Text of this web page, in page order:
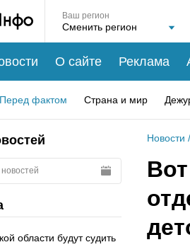
Ваш регион
О сайте Реклама
Перед фактом Страна и мир
области будут судить
Новости /